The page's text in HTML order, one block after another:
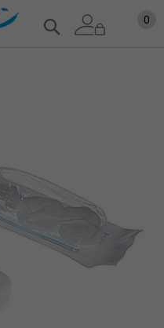
Zum
Inhalt
0
Suche